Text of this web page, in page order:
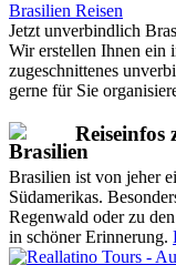
Brasilien Reisen
Jetzt unverbindlich
Wir erstellen Ihnen ein
zugeschnittenes
gerne für Sie
Reiseinfos
Brasilien ist von jeher
Südamerikas.
Regenwald oder zu
in schöner Erinnerung.